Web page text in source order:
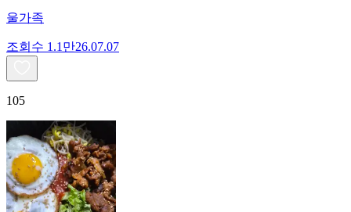
울가족
조회수 1.1만26.07.07
105